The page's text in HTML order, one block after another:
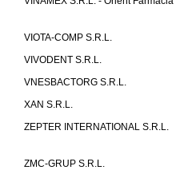
VIOTA-COMP S.R.L.
VIVODENT S.R.L.
VNESBACTORG S.R.L.
XAN S.R.L.
ZEPTER INTERNATIONAL S.R.L.
ZMC-GRUP S.R.L.